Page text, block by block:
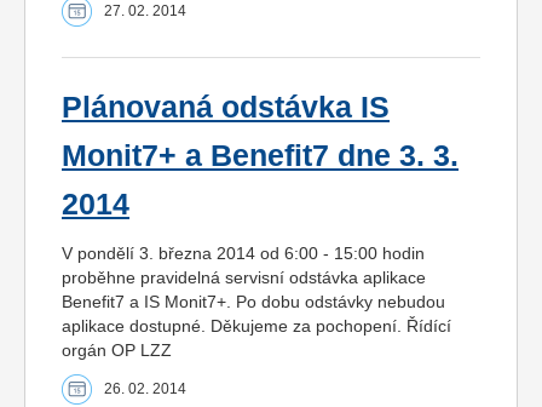
27. 02. 2014
Plánovaná odstávka IS
Monit7+ a Benefit7 dne 3. 3.
2014
V pondělí 3. března 2014 od 6:00 - 15:00 hodin
proběhne pravidelná servisní odstávka aplikace
Benefit7 a IS Monit7+. Po dobu odstávky nebudou
aplikace dostupné. Děkujeme za pochopení. Řídící
orgán OP LZZ
26. 02. 2014